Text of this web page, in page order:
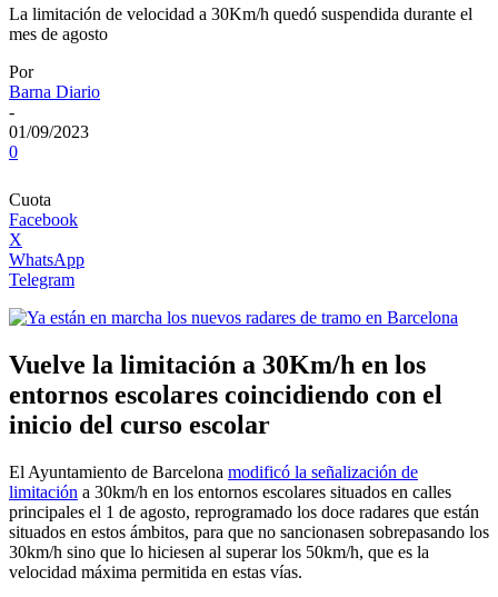
La limitación de velocidad a 30Km/h quedó suspendida durante el
mes de agosto
Por
Barna Diario
-
01/09/2023
0
Cuota
Facebook
X
WhatsApp
Telegram
Vuelve la limitación a 30Km/h en los
entornos escolares coincidiendo con el
inicio del curso escolar
El Ayuntamiento de Barcelona modificó la señalización de
limitación a 30km/h en los entornos escolares situados en calles
principales el 1 de agosto, reprogramado los doce radares que están
situados en estos ámbitos, para que no sancionasen sobrepasando los
30km/h sino que lo hiciesen al superar los 50km/h, que es la
velocidad máxima permitida en estas vías.